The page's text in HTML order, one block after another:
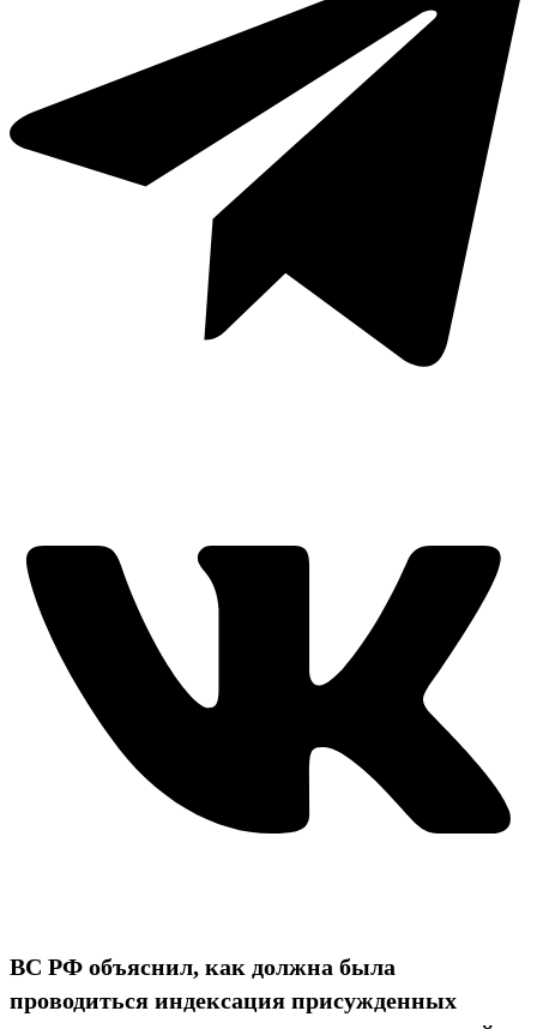
ВС РФ объяснил, как должна была
проводиться индексация присужденных